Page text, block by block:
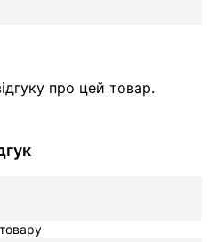
про цей товар.